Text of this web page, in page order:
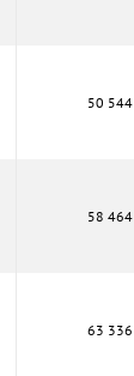
50 544
58 464
63 336